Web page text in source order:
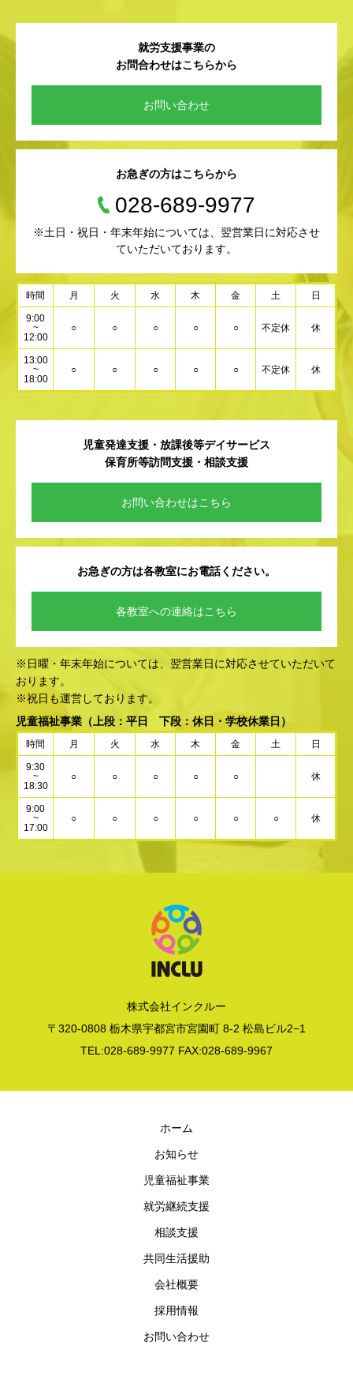
就労支援事業の
お問合わせはこちらから
お問い合わせ
お急ぎの方はこちらから
028-689-9977
※土日・祝日・年末年始については、翌営業日に対応させ
ていただいております。
時間 月 火 水 木 金 土 日
9:00
~
12:00
○ ○ ○ ○ ○ 不定休 休
13:00
~
18:00
○ ○ ○ ○ ○ 不定休 休
児童発達支援・放課後等デイサービス
保育所等訪問支援・相談支援
お問い合わせはこちら
お急ぎの方は各教室にお電話ください。
各教室への連絡はこちら
※日曜・年末年始については、翌営業日に対応させていただいて
おります。
※祝日も運営しております。
児童福祉事業 （上段：平日 下段：休日・学校休業日）
時間 月 火 水 木 金 土 日
9:30
~
18:30
○ ○ ○ ○ ○ 休
9:00
~
17:00
○ ○ ○ ○ ○ ○ 休
株式会社インクルー
〒320-0808 栃木県宇都宮市宮園町 8-2 松島ビル2−1
TEL:028-689-9977 FAX:028-689-9967
ホーム
お知らせ
児童福祉事業
就労継続支援
相談支援
共同生活援助
会社概要
採用情報
お問い合わせ